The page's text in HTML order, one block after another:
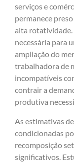
serviços e
permanece
alta rotatividade.
necessária para
ampliação do
trabalhadora de
incompatíveis
contrair a
produtiva
As estimativas
condicionadas
recomposição
significativos.